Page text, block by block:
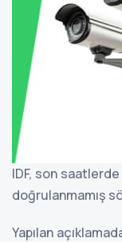
IDF, son
doğrulanmamış
Yapılan